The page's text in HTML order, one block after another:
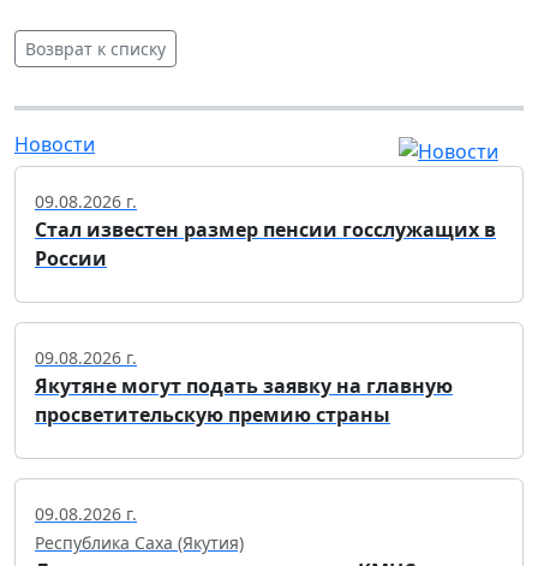
Возврат к списку
Новости
09.08.2026 г.
Стал известен размер пенсии госслужащих в
России
09.08.2026 г.
Якутяне могут подать заявку на главную
просветительскую премию страны
09.08.2026 г.
Республика Саха (Якутия)